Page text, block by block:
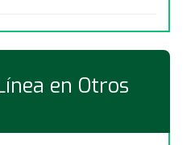
en Otros